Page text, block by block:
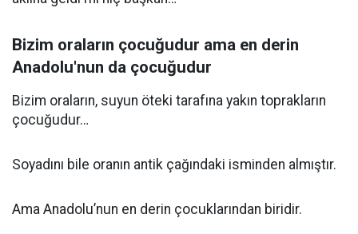
Bizim oraların çocuğudur ama en derin
Anadolu'nun da çocuğudur
Bizim oraların, suyun öteki tarafına yakın toprakların
çocuğudur…
Soyadını bile oranın antik çağındaki isminden almıştır.
Ama Anadolu’nun en derin çocuklarından biridir.